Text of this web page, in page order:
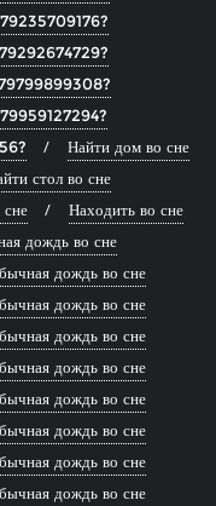
Найти дом во сне
стол во сне
Находить во сне
дождь во сне
дождь во сне
дождь во сне
дождь во сне
дождь во сне
дождь во сне
дождь во сне
дождь во сне
дождь во сне